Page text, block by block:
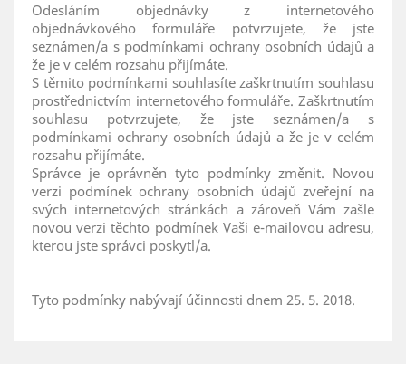
Odesláním objednávky z internetového
objednávkového formuláře potvrzujete, že jste
seznámen/a s podmínkami ochrany osobních údajů a
že je v celém rozsahu přijímáte.
S těmito podmínkami souhlasíte zaškrtnutím souhlasu
prostřednictvím internetového formuláře. Zaškrtnutím
souhlasu potvrzujete, že jste seznámen/a s
podmínkami ochrany osobních údajů a že je v celém
rozsahu přijímáte.
Správce je oprávněn tyto podmínky změnit. Novou
verzi podmínek ochrany osobních údajů zveřejní na
svých internetových stránkách a zároveň Vám zašle
novou verzi těchto podmínek Vaši e-mailovou adresu,
kterou jste správci poskytl/a.
Tyto podmínky nabývají účinnosti dnem 25. 5. 2018.